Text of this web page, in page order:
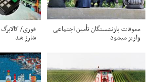
معوقات بازنشستگان تأمین اجتماعی
واریز میشود شارژ شد